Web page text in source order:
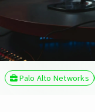
Palo Alto Networks